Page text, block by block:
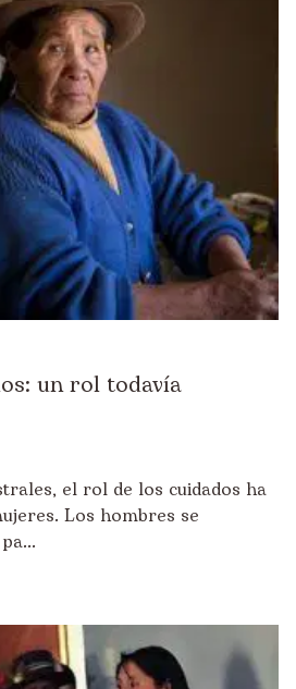
un rol todavía
el rol de los cuidados ha
Los hombres se